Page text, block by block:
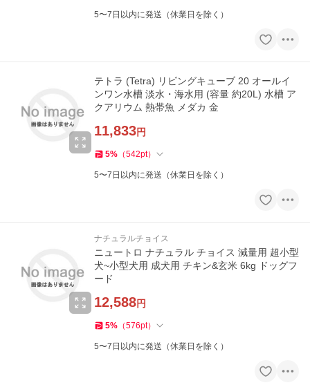
5〜7日以内に発送（休業日を除く）
テトラ (Tetra) リビングキューブ 20 オールイ
ンワン水槽 淡水・海水用 (容量 約20L) 水槽 ア
クアリウム 熱帯魚 メダカ 金
11,833円
5% （542pt）
5〜7日以内に発送（休業日を除く）
ナチュラルチョイス
ニュートロ ナチュラル チョイス 減量用 超小型
犬~小型犬用 成犬用 チキン&玄米 6kg ドッグフ
ード
12,588円
5% （576pt）
5〜7日以内に発送（休業日を除く）